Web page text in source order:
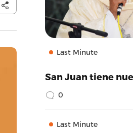
Last Minute
San Juan tiene
0
Last Minute